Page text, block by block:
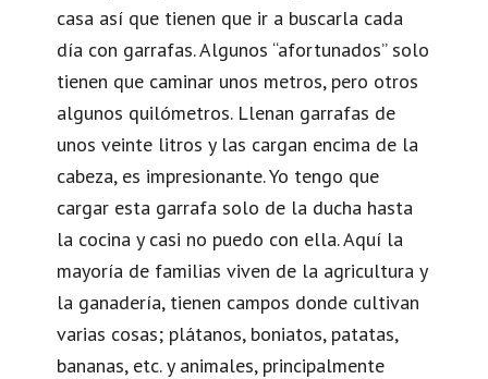
casa así que tienen que ir a buscarla cada
día con garrafas. Algunos “afortunados” solo
tienen que caminar unos metros, pero otros
algunos quilómetros. Llenan garrafas de
unos veinte litros y las cargan encima de la
cabeza, es impresionante. Yo tengo que
cargar esta garrafa solo de la ducha hasta
la cocina y casi no puedo con ella. Aquí la
mayoría de familias viven de la agricultura y
la ganadería, tienen campos donde cultivan
varias cosas; plátanos, boniatos, patatas,
bananas, etc. y animales, principalmente